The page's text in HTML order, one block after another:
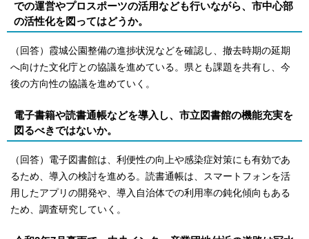
での運営やプロスポーツの活用なども行いながら、市中心部
の活性化を図ってはどうか。
（回答）霞城公園整備の進捗状況などを確認し、撤去時期の延期
へ向けた文化庁との協議を進めている。県とも課題を共有し、今
後の方向性の協議を進めていく。
電子書籍や読書通帳などを導入し、市立図書館の機能充実を
図るべきではないか。
（回答）電子図書館は、利便性の向上や感染症対策にも有効であ
るため、導入の検討を進める。読書通帳は、スマートフォンを活
用したアプリの開発や、導入自治体での利用率の鈍化傾向もある
ため、調査研究していく。